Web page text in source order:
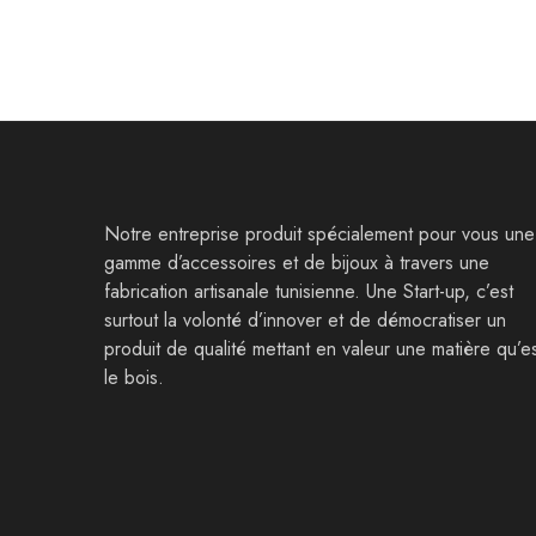
Notre entreprise produit spécialement pour vous une
gamme d’accessoires et de bijoux à travers une
fabrication artisanale tunisienne. Une Start-up, c’est
surtout la volonté d’innover et de démocratiser un
produit de qualité mettant en valeur une matière
le bois.